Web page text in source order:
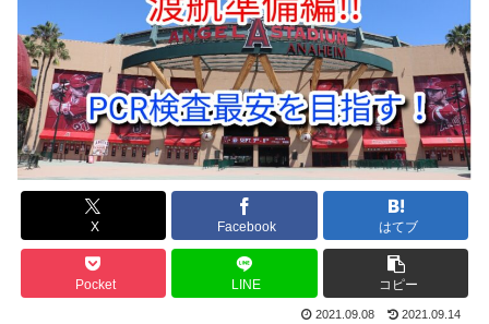
X Facebook はてブ
Pocket LINE コピー
2021.09.08 2021.09.14